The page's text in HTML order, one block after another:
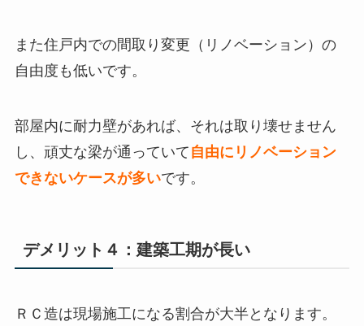
また住戸内での間取り変更（リノベーション）の
自由度も低いです。
部屋内に耐力壁があれば、それは取り壊せません
し、頑丈な梁が通っていて 自由にリノベーション
できないケースが多いです。
デメリット４：建築工期が長い
ＲＣ造は現場施工になる割合が大半となります。